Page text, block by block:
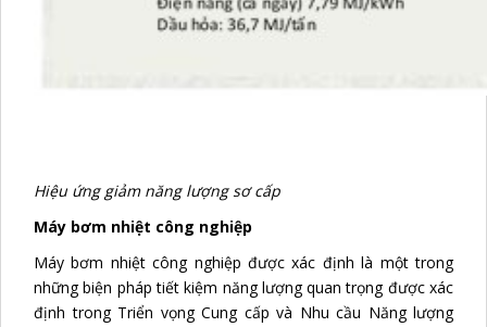
Hiệu ứng giảm năng lượng sơ cấp
Máy bơm nhiệt công nghiệp
Máy bơm nhiệt công nghiệp được xác định là một trong
những biện pháp tiết kiệm năng lượng quan trọng được xác
định trong Triển vọng Cung cấp và Nhu cầu Năng lượng